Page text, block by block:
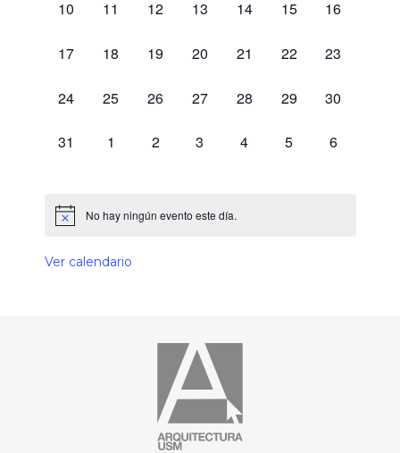
0 eventos,
10 0 eventos,
11 0 eventos,
12 0 eventos,
13 0 eventos,
14 0 eventos,
15 0 eventos,
16
0 eventos,
17 0 eventos,
18 0 eventos,
19 0 eventos,
20 0 eventos,
21 0 eventos,
22 0 eventos,
23
0 eventos,
24 0 eventos,
25 0 eventos,
26 0 eventos,
27 0 eventos,
28 0 eventos,
29 0 eventos,
30
0 eventos,
31 0 eventos,
1 0 eventos,
2 0 eventos,
3 0 eventos,
4 0 eventos,
5 0 eventos,
6
No hay ningún evento este día.
Ver calendario